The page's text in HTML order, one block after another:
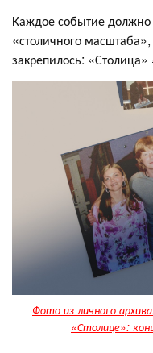
Каждое событие
«столичного
закрепилось:
Фото из личного
«Столице»: